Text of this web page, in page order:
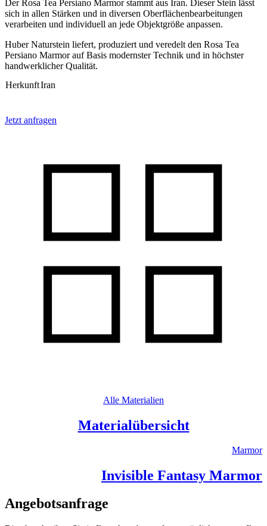
Der Rosa Tea Persiano Marmor stammt aus Iran. Dieser Stein lässt
sich in allen Stärken und in diversen Oberflächenbearbeitungen
verarbeiten und individuell an jede Objektgröße anpassen.
Huber Naturstein liefert, produziert und veredelt den Rosa Tea
Persiano Marmor auf Basis modernster Technik und in höchster
handwerklicher Qualität.
HerkunftIran
Jetzt anfragen
Alle Materialien
Materialübersicht
Marmor
Invisible Fantasy Marmor
Angebotsanfrage